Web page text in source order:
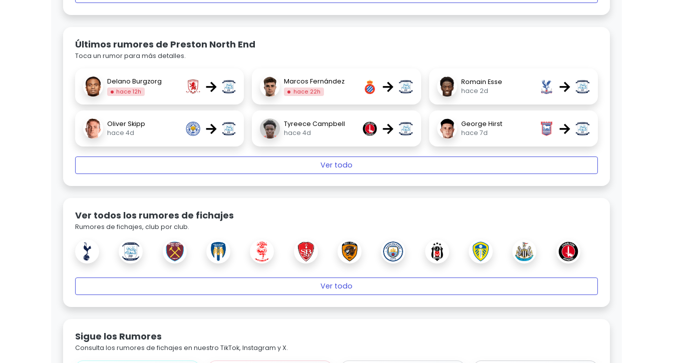
Últimos rumores de Preston North End
Toca un rumor para más detalles.
Delano Burgzorg
hace 12h → Marcos Fernández
hace 22h →
Romain Esse
hace 2d
→
Oliver Skipp
hace 4d
→
Tyreece Campbell
hace 4d
→
George Hirst
hace 7d
→
Ver todo
Ver todos los rumores de fichajes
Rumores de fichajes, club por club.
Ver todo
Sigue los Rumores
Consulta los rumores de fichajes en nuestro TikTok, Instagram y X.